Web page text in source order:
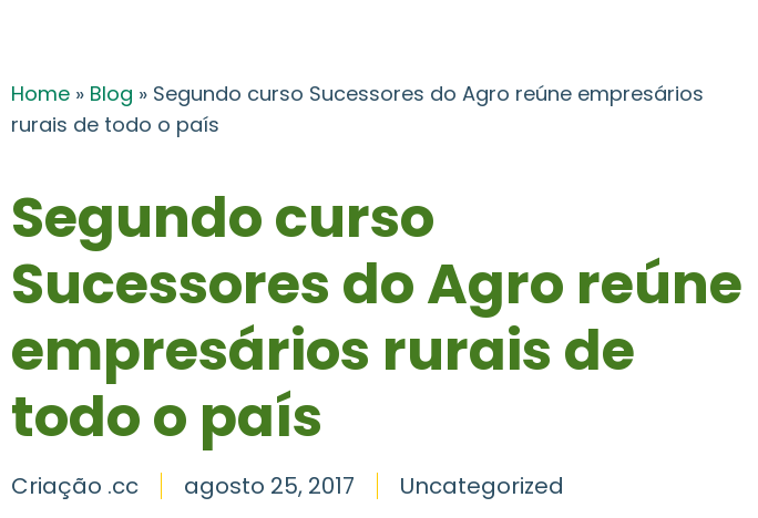
Home » Blog » Segundo curso Sucessores do Agro reúne empresários
rurais de todo o país
Segundo curso
Sucessores do Agro reúne
empresários rurais de
todo o país
Criação .cc agosto 25, 2017 Uncategorized